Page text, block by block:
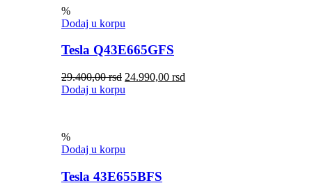
%
Dodaj u korpu
Tesla Q43E665GFS
29.400,00rsd 24.990,00 rsd
Dodaj u korpu
%
Dodaj u korpu
Tesla 43E655BFS